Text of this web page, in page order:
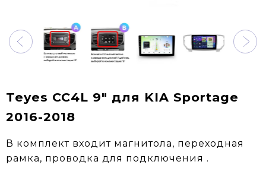
Teyes CC4L 9" для KIA Sportage
2016-2018
В комплект входит магнитола, переходная
рамка, проводка для подключения .